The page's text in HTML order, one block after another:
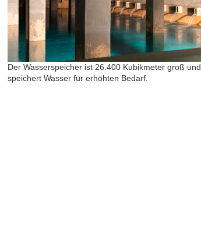
Der Wasserspeicher ist 26.400 Kubikmeter groß und
speichert Wasser für erhöhten Bedarf.